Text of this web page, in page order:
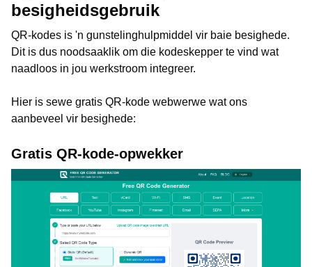
besigheidsgebruik
QR-kodes is 'n gunstelinghulpmiddel vir baie besighede.
Dit is dus noodsaaklik om die kodeskepper te vind wat
naadloos in jou werkstroom integreer.
Hier is sewe gratis QR-kode webwerwe wat ons
aanbeveel vir besighede:
Gratis QR-kode-opwekker